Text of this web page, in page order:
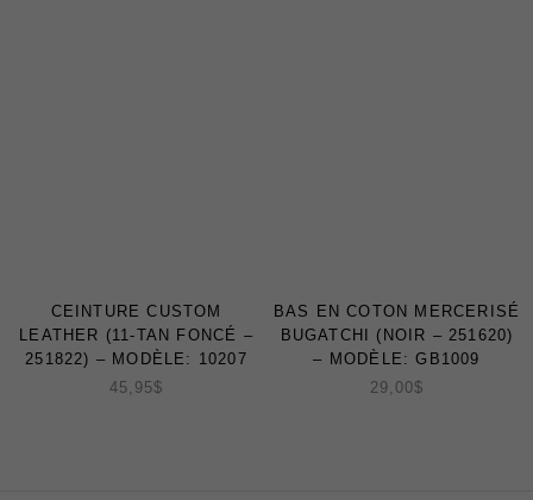
CEINTURE CUSTOM
LEATHER (11-TAN FONCÉ –
251822) – MODÈLE: 10207
45,95$
BAS EN COTON MERCERISÉ
BUGATCHI (NOIR – 251620)
– MODÈLE: GB1009
29,00$